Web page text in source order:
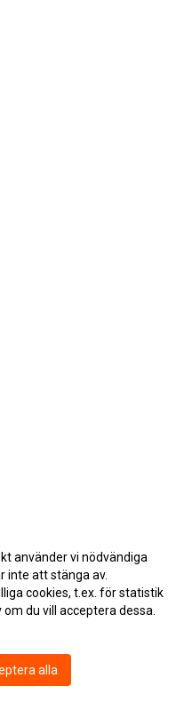
använder vi nödvändiga
inte att stänga av.
cookies, t.ex. för statistik
du vill acceptera dessa.
alla